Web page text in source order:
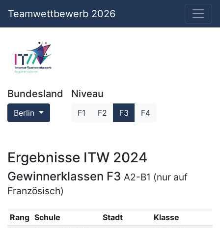
Teamwettbewerb 2026
Bundesland
Berlin
Niveau
F1 F2 F3 F4
Ergebnisse ITW 2024
Gewinnerklassen F3 A2-B1 (nur auf
Französisch)
Rang Schule Stadt
Klasse